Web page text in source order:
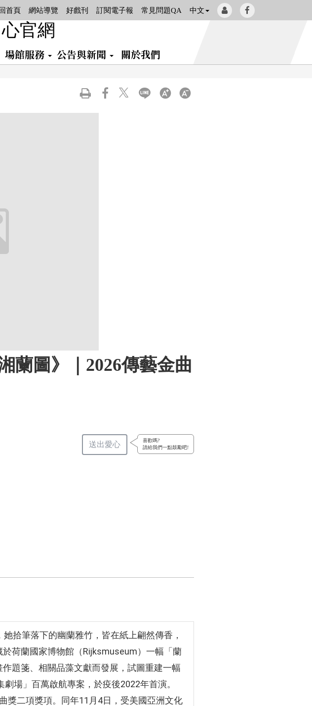
首頁 網站導覽 好戲刊 訂閱電子報 常見問題QA 中文
會
Facebook[另
窗]
場館服務 公告與新聞 關於我們
蘭圖》｜2026傳藝金曲
送出愛心
喜歡嗎?
請給我們一點鼓勵吧!
拾筆落下的幽蘭雅竹，皆在紙上翩然傳香，
荷蘭國家博物館（Rijksmuseum）一幅「蘭
題箋、相關品藻文獻而發展，試圖重建一幅
場」百萬啟航專案，於疫後2022年首演。
獎二項獎項。同年11月4日，受美國亞洲文化